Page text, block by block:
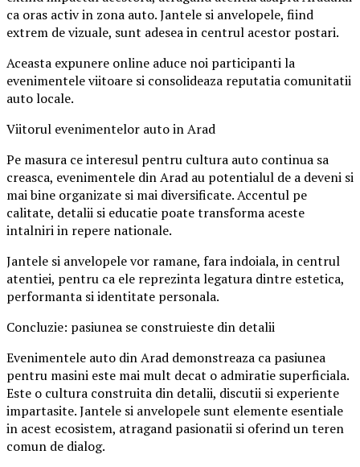
ca oras activ in zona auto. Jantele si anvelopele, fiind
extrem de vizuale, sunt adesea in centrul acestor postari.
Aceasta expunere online aduce noi participanti la
evenimentele viitoare si consolideaza reputatia comunitatii
auto locale.
Viitorul evenimentelor auto in Arad
Pe masura ce interesul pentru cultura auto continua sa
creasca, evenimentele din Arad au potentialul de a deveni si
mai bine organizate si mai diversificate. Accentul pe
calitate, detalii si educatie poate transforma aceste
intalniri in repere nationale.
Jantele si anvelopele vor ramane, fara indoiala, in centrul
atentiei, pentru ca ele reprezinta legatura dintre estetica,
performanta si identitate personala.
Concluzie: pasiunea se construieste din detalii
Evenimentele auto din Arad demonstreaza ca pasiunea
pentru masini este mai mult decat o admiratie superficiala.
Este o cultura construita din detalii, discutii si experiente
impartasite. Jantele si anvelopele sunt elemente esentiale
in acest ecosistem, atragand pasionatii si oferind un teren
comun de dialog.